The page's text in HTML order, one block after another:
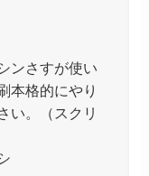
ンさすが使い
本格的にやり
い。（スクリ